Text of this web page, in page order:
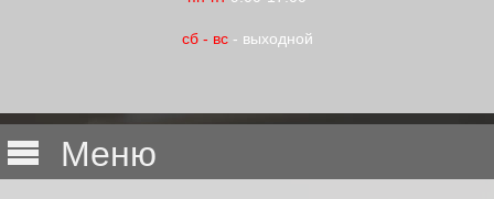
сб - вс - выходной
Меню